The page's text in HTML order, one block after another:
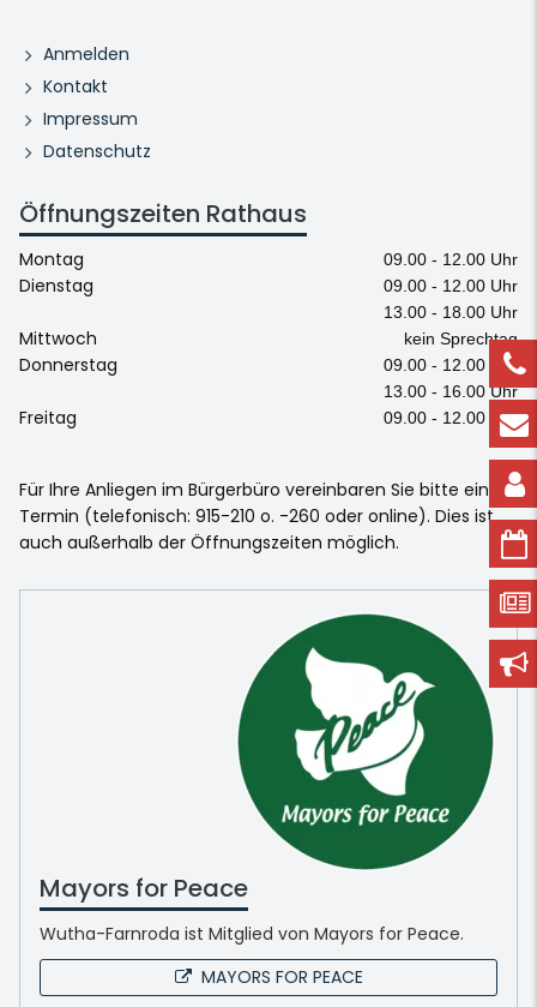
Anmelden
Kontakt
Impressum
Datenschutz
Öffnungszeiten Rathaus
Montag 09.00 - 12.00 Uhr
Dienstag
09.00 - 12.00 Uhr
13.00 - 18.00 Uhr
Mittwoch kein Sprechtag
Donnerstag
09.00 - 12.00 Uhr
13.00 - 16.00 Uhr
Freitag 09.00 - 12.00 Uhr
Für Ihre Anliegen im Bürgerbüro vereinbaren Sie bitte einen
Termin (telefonisch: 915-210 o. -260 oder online). Dies ist
auch außerhalb der Öffnungszeiten möglich.
Mayors for Peace
Wutha-Farnroda ist Mitglied von Mayors for Peace.
MAYORS FOR PEACE